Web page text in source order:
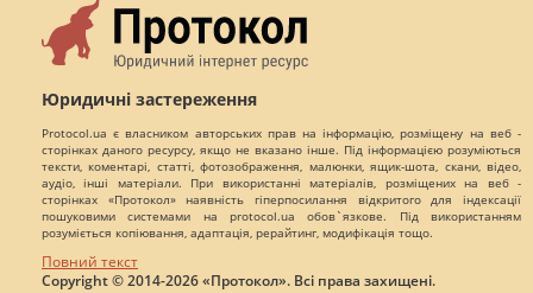
Юридичні застереження
Protocol.ua є власником авторських прав на інформацію, розміщену на веб -
сторінках даного ресурсу, якщо не вказано інше. Під інформацією розуміються
тексти, коментарі, статті, фотозображення, малюнки, ящик-шота, скани, відео,
аудіо, інші матеріали. При використанні матеріалів, розміщених на веб -
сторінках «Протокол» наявність гіперпосилання відкритого для індексації
пошуковими системами на protocol.ua обов`язкове. Під використанням
розуміється копіювання, адаптація, рерайтинг, модифікація тощо.
Повний текст
Copyright © 2014-2026 «Протокол». Всі права захищені.